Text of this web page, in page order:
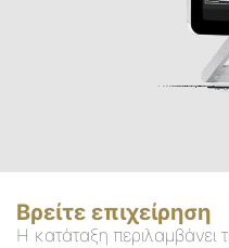
Βρείτε επιχείρηση
Η κατάταξη περιλαμβάνει